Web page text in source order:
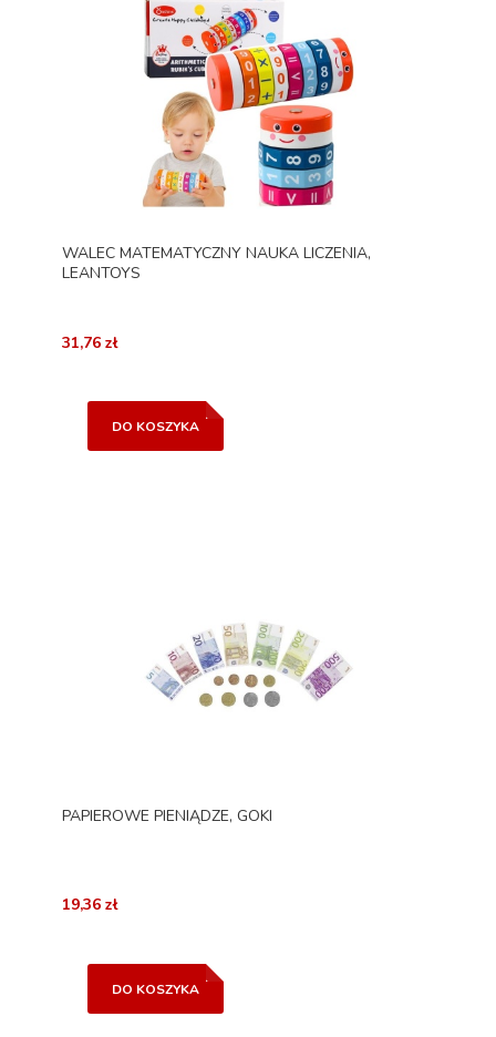
WALEC MATEMATYCZNY NAUKA LICZENIA,
LEANTOYS
31,76 zł
DO KOSZYKA
PAPIEROWE PIENIĄDZE, GOKI
19,36 zł
DO KOSZYKA